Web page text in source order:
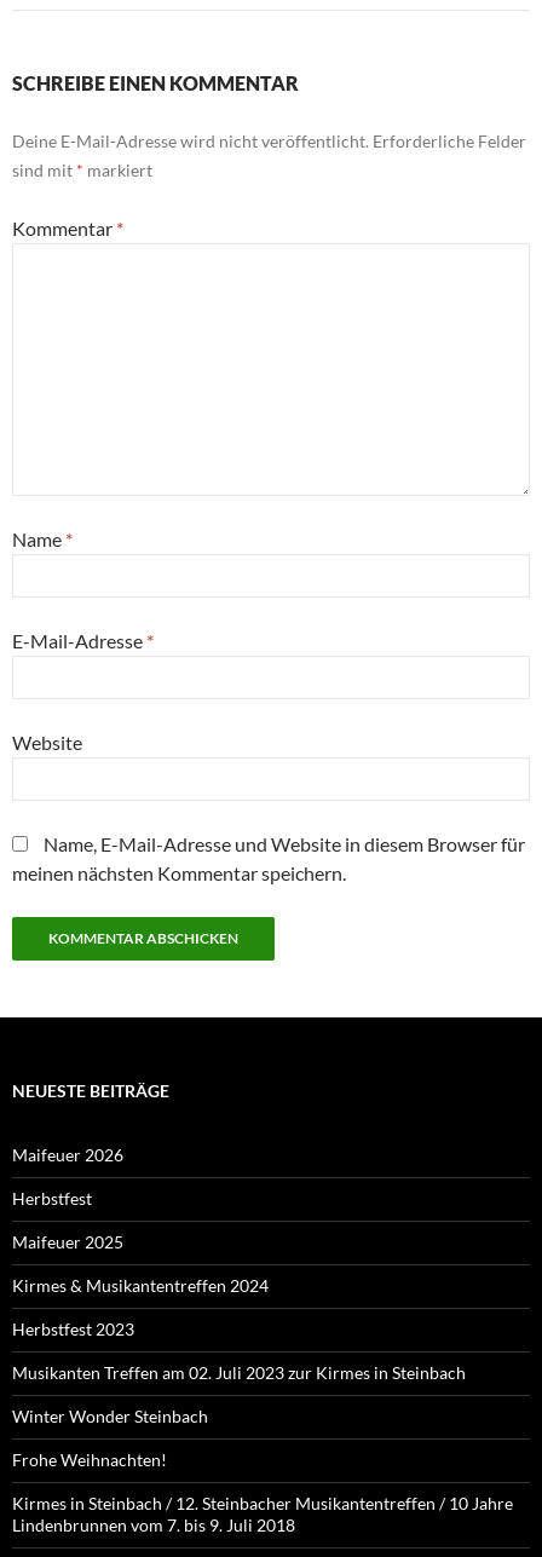
SCHREIBE EINEN KOMMENTAR
Deine E-Mail-Adresse wird nicht veröffentlicht. Erforderliche Felder
sind mit * markiert
Kommentar *
Name *
E-Mail-Adresse *
Website
Name, E-Mail-Adresse und Website in diesem Browser für
meinen nächsten Kommentar speichern.
NEUESTE BEITRÄGE
Maifeuer 2026
Herbstfest
Maifeuer 2025
Kirmes & Musikantentreffen 2024
Herbstfest 2023
Musikanten Treffen am 02. Juli 2023 zur Kirmes in Steinbach
Winter Wonder Steinbach
Frohe Weihnachten!
Kirmes in Steinbach / 12. Steinbacher Musikantentreffen / 10 Jahre
Lindenbrunnen vom 7. bis 9. Juli 2018